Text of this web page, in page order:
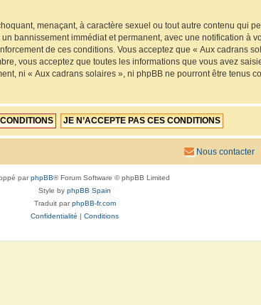
menaçant, à caractère sexuel ou tout autre contenu qui
bannissement immédiat et permanent, avec une notification à
de ces conditions. Vous acceptez que « Aux cadrans
vous acceptez que toutes les informations que vous avez
ni « Aux cadrans solaires », ni phpBB ne pourront être tenus
Nous contacter
parphpBB® Forum Software © phpBB Limited
Style by phpBB Spain
Traduit parphpBB-fr.com
Confidentialité | Conditions